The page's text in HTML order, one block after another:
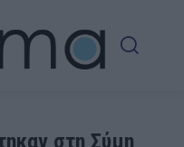
στη Σύμη